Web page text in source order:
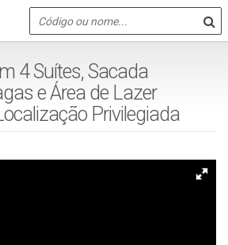
4 Suítes, Sacada
e Área de Lazer
Privilegiada